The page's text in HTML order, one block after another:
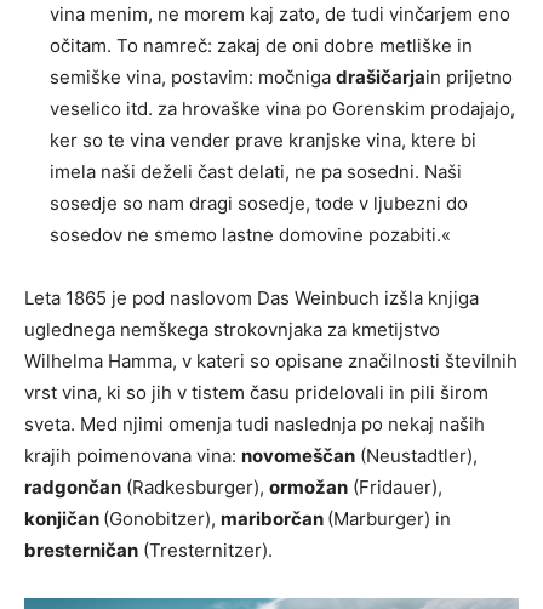
vina menim, ne morem kaj zato, de tudi vinčarjem eno
očitam. To namreč: zakaj de oni dobre metliške in
semiške vina, postavim: močniga drašičarjain prijetno
veselico itd. za hrovaške vina po Gorenskim prodajajo,
ker so te vina vender prave kranjske vina, ktere bi
imela naši deželi čast delati, ne pa sosedni. Naši
sosedje so nam dragi sosedje, tode v ljubezni do
sosedov ne smemo lastne domovine pozabiti.«
Leta 1865 je pod naslovom Das Weinbuch izšla knjiga
uglednega nemškega strokovnjaka za kmetijstvo
Wilhelma Hamma, v kateri so opisane značilnosti številnih
vrst vina, ki so jih v tistem času pridelovali in pili širom
sveta. Med njimi omenja tudi naslednja po nekaj naših
krajih poimenovana vina: novomeščan (Neustadtler),
radgončan (Radkesburger), ormožan (Fridauer),
konjičan (Gonobitzer), mariborčan (Marburger) in
bresterničan (Tresternitzer).